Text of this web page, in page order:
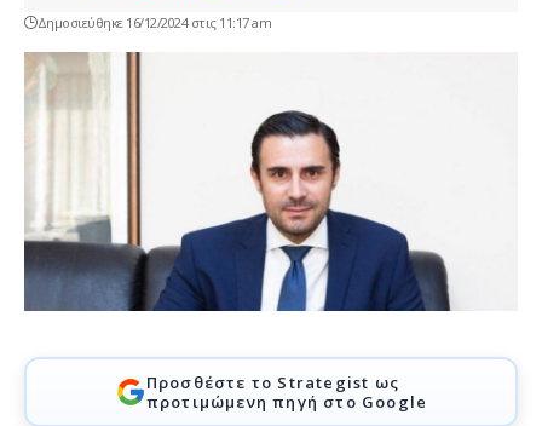
Δημοσιεύθηκε 16/12/2024 στις 11:17 am
Προσθέστε το Strategist ως
προτιμώμενη πηγή στο Google